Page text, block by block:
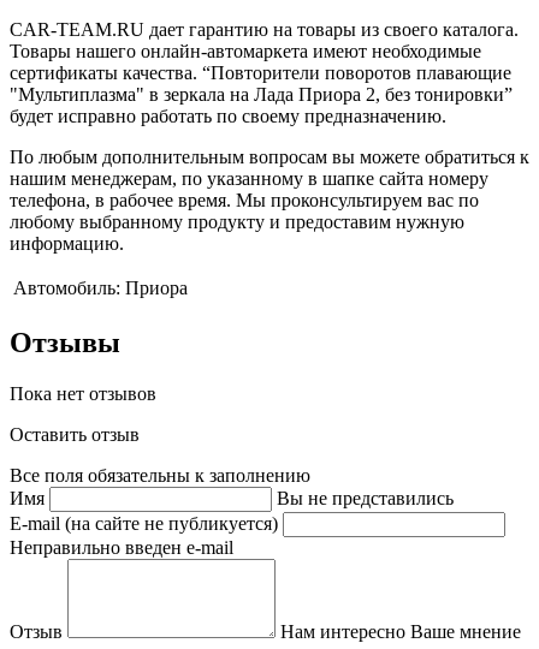
CAR-TEAM.RU дает гарантию на товары из своего каталога.
Товары нашего онлайн-автомаркета имеют необходимые
сертификаты качества. “Повторители поворотов плавающие
"Мультиплазма" в зеркала на Лада Приора 2, без тонировки”
будет исправно работать по своему предназначению.
По любым дополнительным вопросам вы можете обратиться к
нашим менеджерам, по указанному в шапке сайта номеру
телефона, в рабочее время. Мы проконсультируем вас по
любому выбранному продукту и предоставим нужную
информацию.
Автомобиль: Приора
Отзывы
Пока нет отзывов
Оставить отзыв
Все поля обязательны к заполнению
Имя
Вы не представились
E-mail (на сайте не публикуется)
Неправильно введен e-mail
Отзыв
Нам интересно Ваше мнение